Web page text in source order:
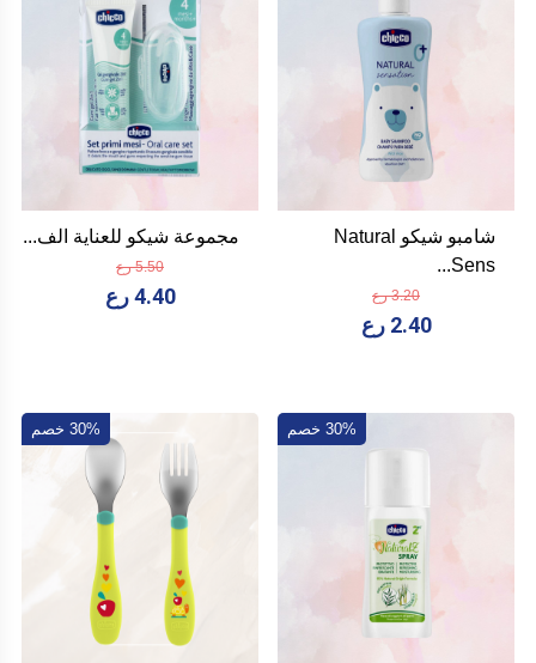
شامبو شيكو Natural
Sens...
3.20 رع
2.40 رع
مجموعة شيكو للعناية الف...
5.50 رع
4.40 رع
30% خصم 30% خصم